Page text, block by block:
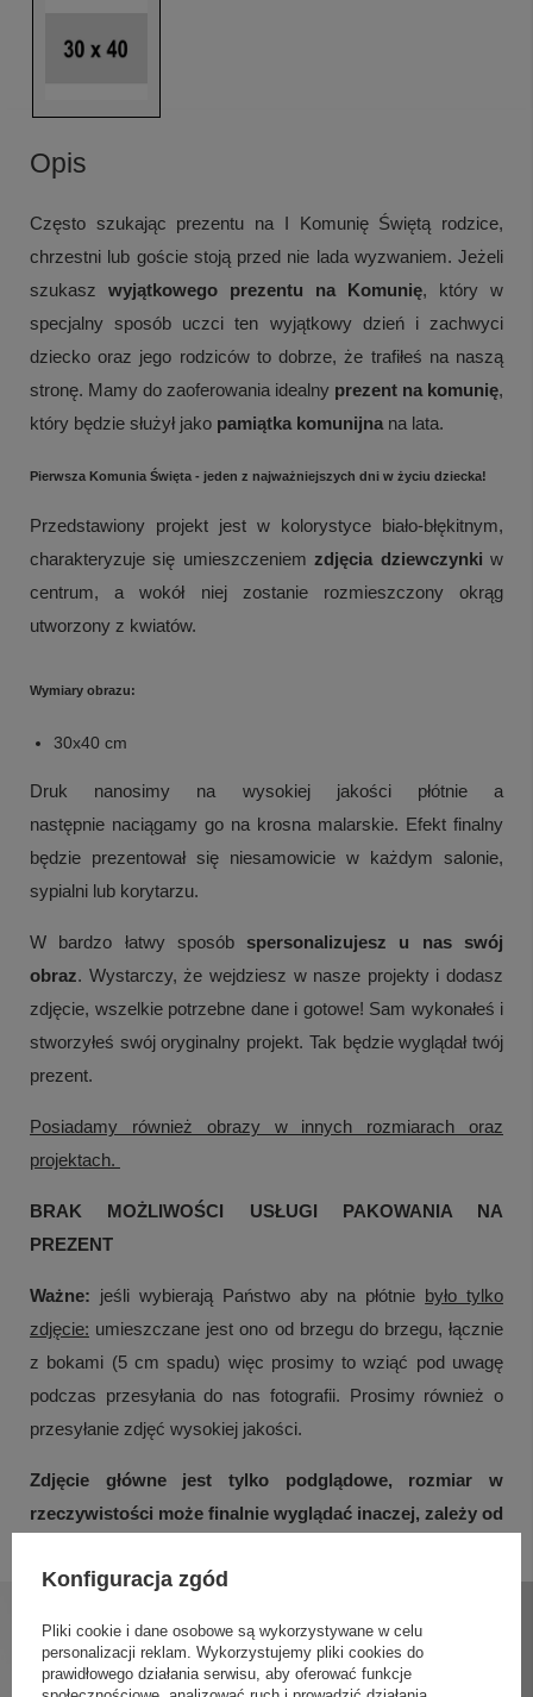
Opis
Często szukając prezentu na I Komunię Świętą rodzice,
chrzestni lub goście stoją przed nie lada wyzwaniem. Jeżeli
szukasz wyjątkowego prezentu na Komunię, który w
specjalny sposób uczci ten wyjątkowy dzień i zachwyci
dziecko oraz jego rodziców todobrze, że trafiłeś na naszą
stronę. Mamy do zaoferowania idealny prezent na komunię,
który będzie służył jako pamiątka komunijna na lata.
Pierwsza Komunia Święta - jeden z najważniejszych dni w życiu dziecka!
Przedstawiony projekt jest w kolorystyce biało-błękitnym,
charakteryzuje się umieszczeniemzdjęcia dziewczynkiw
centrum, a wokół niej zostanie rozmieszczony okrąg
utworzony z kwiatów.
Wymiary obrazu:
30x40 cm
Druk nanosimy na wysokiej jakości płótnie a
następnie naciągamy go na krosna malarskie. Efekt finalny
będzie prezentował się niesamowicie w każdym salonie,
sypialni lub korytarzu.
W bardzo łatwy sposób spersonalizujesz u nas swój
obraz. Wystarczy, że wejdziesz w nasze projekty i dodasz
zdjęcie, wszelkie potrzebne dane i gotowe! Sam wykonałeś i
stworzyłeś swój oryginalny projekt. Tak będzie wyglądał twój
prezent.
Posiadamy również obrazy w innych rozmiarach oraz
projektach.
BRAK MOŻLIWOŚCI USŁUGI PAKOWANIA NA
PREZENT
Ważne: jeśli wybierają Państwo aby na płótnie było tylko
zdjęcie: umieszczane jest ono od brzegu do brzegu, łącznie
z bokami (5 cm spadu) więc prosimy to wziąć pod uwagę
podczas przesyłania do nas fotografii. Prosimy również o
przesyłanie zdjęć wysokiej jakości.
Zdjęcie główne jest tylko podglądowe, rozmiar w
rzeczywistości może finalnie wyglądać inaczej, zależy od
Konfiguracja zgód
Pliki cookie i dane osobowe są wykorzystywane w celu
personalizacji reklam. Wykorzystujemy pliki cookies do
prawidłowego działania serwisu, aby oferować funkcje